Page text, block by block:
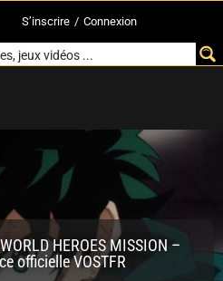
S’inscrire / Connexion
HEROES MISSION –
officielle VOSTFR